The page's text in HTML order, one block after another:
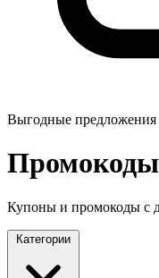
Выгодные предложения
Купоны и промокоды с
Категории